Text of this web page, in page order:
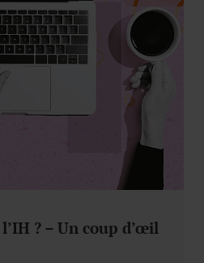
? – Un coup d’œil